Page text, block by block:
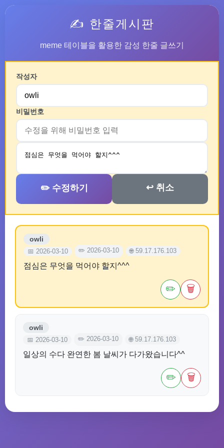
✍️ 한줄게시판
meme 테이블을 활용한 감성 한줄 글쓰기
작성자
비밀번호
✏️ 수정하기 ↩️ 취소
owli
📅 2026-03-10 ✏️ 2026-03-10 🌐 59.17.176.103
점심은 무엇을 먹어야 할지^^^
✏️ 🗑️
owli
📅 2026-03-10 ✏️ 2026-03-10 🌐 59.17.176.103
일상의 수다 완연한 봄 날씨가 다가왔습니다^^
✏️ 🗑️